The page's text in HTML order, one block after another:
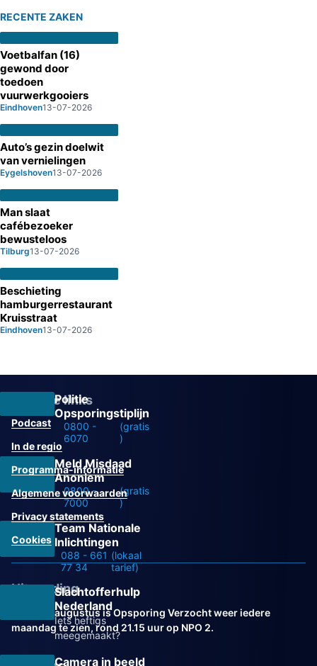
RECENTE ZAKEN
Voetbalfan (16)
gewond door
toedoen
vuurwerkgooiers
Eindhoven13-07-2026
Auto’s gezin doelwit
van vernielingen
Eygelshoven13-07-2026
Man slaat
cafébezoeker
bewusteloos
Tilburg13-07-2026
Beschieting
hamburgerrestaurant
Kruisstraat
Eindhoven13-07-2026
Politie
Opsporingstiplijn
0800 -
6070
(gratis
)
Meld Misdaad
Anoniem
0800 -
7000
(gratis
)
Team Nationale
Inlichtingen
088 - 661
77 34
(lokaal
tarief)
Slachtofferhulp
Nederland
Iets heftigs
meegemaakt?
Camera in beeld
Overige links
Podcast
In de regio
Programma-informatie
Algemene voorwaarden
Privacy statements
Cookies
Uitzending
Vanaf 31 augustus is Opsporing Verzocht weer iedere
maandag te zien, rond 21.15 uur op NPO 2.